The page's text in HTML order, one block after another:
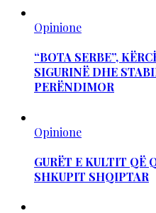
Opinione
“BOTA SERBE”,
SIGURINË DHE
PERËNDIMOR
Opinione
GURËT E KULTIT QË
SHKUPIT SHQIPTAR